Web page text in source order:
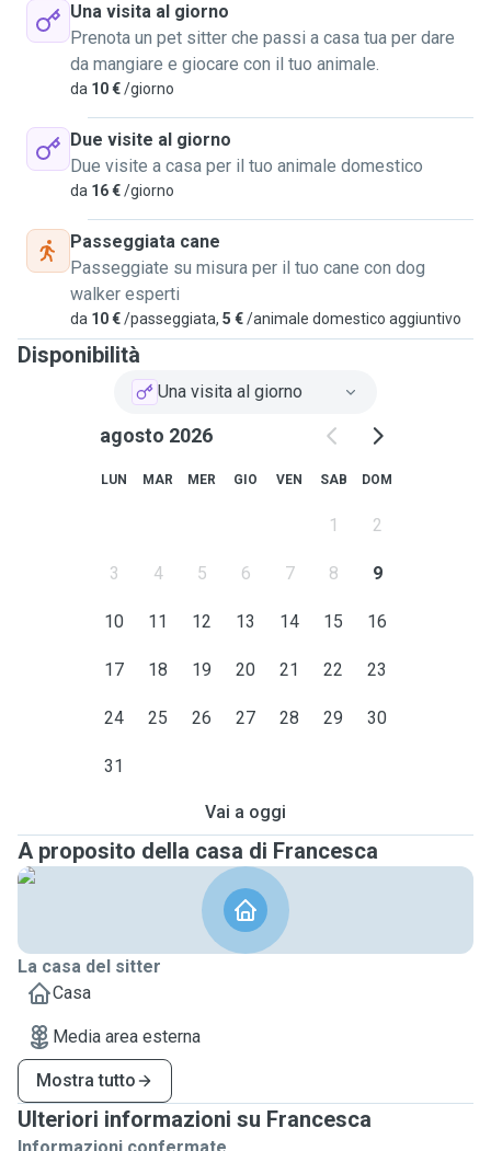
Una visita al giorno
Prenota un pet sitter che passi a casa tua per dare
da mangiare e giocare con il tuo animale.
da 10 €/giorno
Due visite al giorno
Due visite a casa per il tuo animale domestico
da 16 €/giorno
Passeggiata cane
Passeggiate su misura per il tuo cane con dog
walker esperti
da 10 €/passeggiata, 5 €/animale domestico aggiuntivo
Disponibilità
Una visita al giorno
agosto 2026
LUN MAR MER GIO VEN SAB DOM
1 2
3 4 5 6 7 8 9
10 11 12 13 14 15 16
17 18 19 20 21 22 23
24 25 26 27 28 29 30
31
Vai a oggi
A proposito della casa di Francesca
La casa del sitter
Casa
Media area esterna
Mostra tutto
Ulteriori informazioni su Francesca